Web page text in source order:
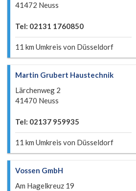
41472 Neuss
Tel: 02131 1760850
11 km Umkreis von Düsseldorf
Martin Grubert Haustechnik
Lärchenweg 2
41470 Neuss
Tel: 02137 959935
11 km Umkreis von Düsseldorf
Vossen GmbH
Am Hagelkreuz 19